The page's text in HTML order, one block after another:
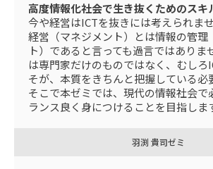
高度情報化社会で生き抜くためのスキ
今や経営はICTを抜きには考えられま
経営（マネジメント）とは情報の管理
ト）であると言っても過言ではありま
は専門家だけのものではなく、むしろ
そが、本質をきちんと把握している必
そこで本ゼミでは、現代の情報社会で
ランス良く身につけることを目指しま
羽渕 貴司ゼミ